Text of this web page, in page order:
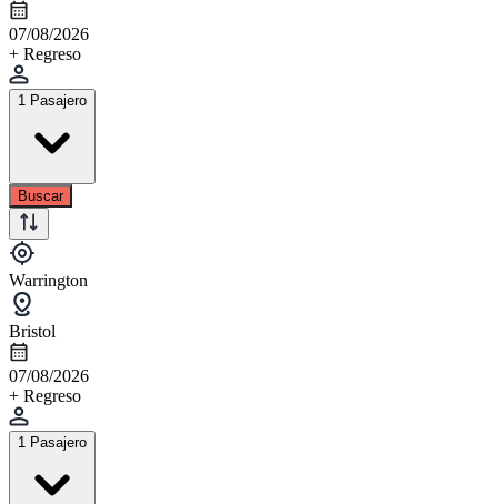
07/08/2026
+ Regreso
1 Pasajero
Buscar
Warrington
Bristol
07/08/2026
+ Regreso
1 Pasajero